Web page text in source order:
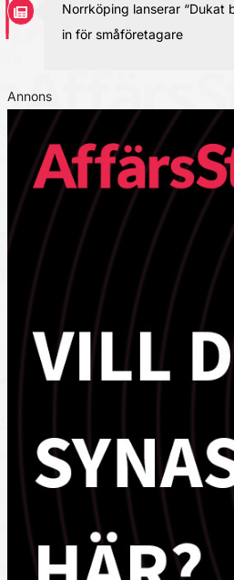
Norrköping lanserar “Dukat
in för småföretagare
Annons